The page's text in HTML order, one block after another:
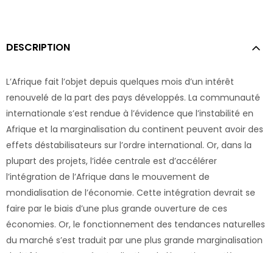
DESCRIPTION
L’Afrique fait l’objet depuis quelques mois d’un intérêt
renouvelé de la part des pays développés. La communauté
internationale s’est rendue à l’évidence que l’instabilité en
Afrique et la marginalisation du continent peuvent avoir des
effets déstabilisateurs sur l’ordre international. Or, dans la
plupart des projets, l’idée centrale est d’accélérer
l’intégration de l’Afrique dans le mouvement de
mondialisation de l’économie. Cette intégration devrait se
faire par le biais d’une plus grande ouverture de ces
économies. Or, le fonctionnement des tendances naturelles
du marché s’est traduit par une plus grande marginalisation